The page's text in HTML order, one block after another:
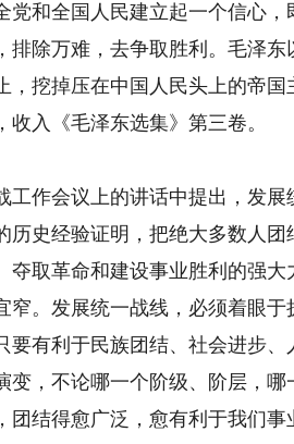
党和全国人民建立起一个信心
排除万难，去争取胜利。毛泽东
，挖掉压在中国人民头上的帝
入《毛泽东选集》第三卷。
作会议上的讲话中提出，发展
历史经验证明，把绝大多数人
夺取革命和建设事业胜利的强
窄。发展统一战线，必须着眼
要有利于民族团结、社会进步
变，不论哪一个阶级、阶层，
团结得愈广泛，愈有利于我们